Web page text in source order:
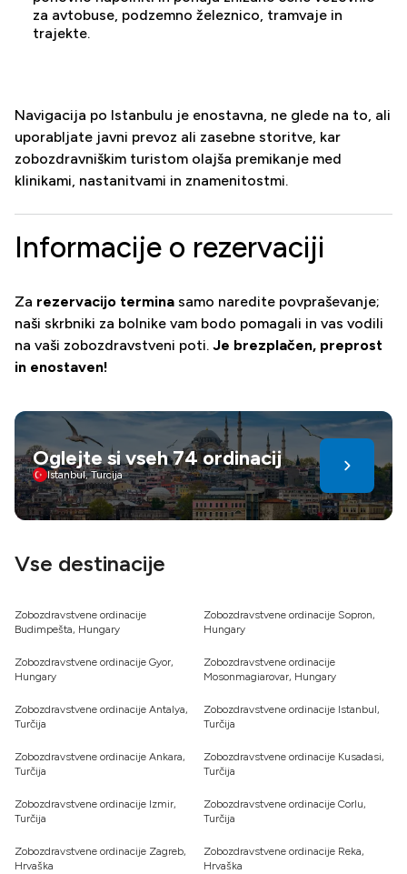
za avtobuse, podzemno železnico, tramvaje in
trajekte.
Navigacija po Istanbulu je enostavna, ne glede na to, ali
uporabljate javni prevoz ali zasebne storitve, kar
zobozdravniškim turistom olajša premikanje med
klinikami, nastanitvami in znamenitostmi.
Informacije o rezervaciji
Za rezervacijo termina samo naredite povpraševanje;
naši skrbniki za bolnike vam bodo pomagali in vas vodili
na vaši zobozdravstveni poti. Je brezplačen, preprost
in enostaven!
Oglejte si vseh 74 ordinacij
Istanbul, Turcija
Vse destinacije
Zobozdravstvene ordinacije
Budimpešta, Hungary
Zobozdravstvene ordinacije Sopron,
Hungary
Zobozdravstvene ordinacije Gyor,
Hungary
Zobozdravstvene ordinacije
Mosonmagiarovar, Hungary
Zobozdravstvene ordinacije Antalya,
Turčija
Zobozdravstvene ordinacije Istanbul,
Turčija
Zobozdravstvene ordinacije Ankara,
Turčija
Zobozdravstvene ordinacije Kusadasi,
Turčija
Zobozdravstvene ordinacije Izmir,
Turčija
Zobozdravstvene ordinacije Corlu,
Turčija
Zobozdravstvene ordinacije Zagreb,
Hrvaška
Zobozdravstvene ordinacije Reka,
Hrvaška